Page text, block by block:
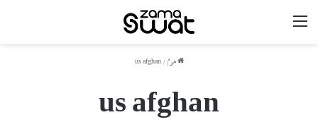
ھوم /
us afghan
us afghan